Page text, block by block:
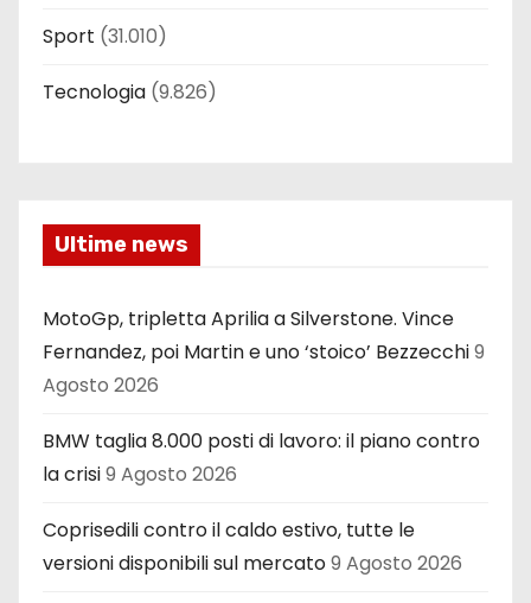
Sport (31.010)
Tecnologia (9.826)
Ultime news
MotoGp, tripletta Aprilia a Silverstone. Vince
Fernandez, poi Martin e uno ‘stoico’ Bezzecchi9
Agosto 2026
BMW taglia 8.000 posti di lavoro: il piano contro
la crisi9 Agosto 2026
Coprisedili contro il caldo estivo, tutte le
versioni disponibili sul mercato9 Agosto 2026